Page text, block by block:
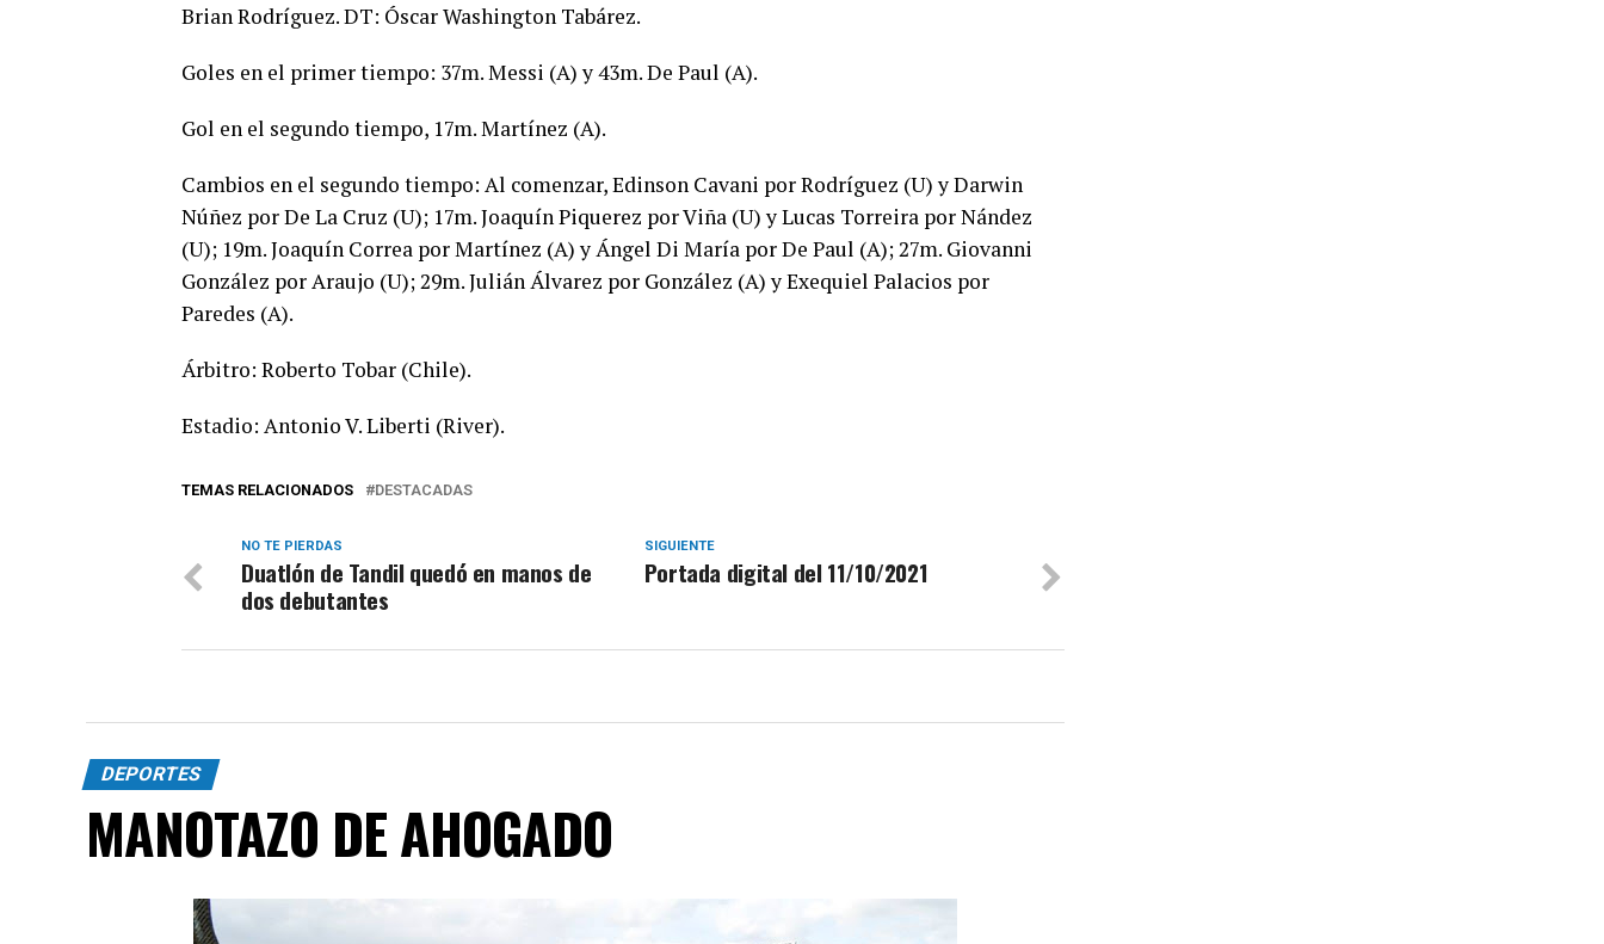
Brian Rodríguez. DT: Óscar Washington Tabárez.
Goles en el primer tiempo: 37m. Messi (A) y 43m. De Paul (A).
Gol en el segundo tiempo, 17m. Martínez (A).
Cambios en el segundo tiempo: Al comenzar, Edinson Cavani por Rodríguez (U) y Darwin
Núñez por De La Cruz (U); 17m. Joaquín Piquerez por Viña (U) y Lucas Torreira por Nández
(U); 19m. Joaquín Correa por Martínez (A) y Ángel Di María por De Paul (A); 27m. Giovanni
González por Araujo (U); 29m. Julián Álvarez por González (A) y Exequiel Palacios por
Paredes (A).
Árbitro: Roberto Tobar (Chile).
Estadio: Antonio V. Liberti (River).
TEMAS RELACIONADOS DESTACADAS
SIGUIENTE
Portada digital del 11/10/2021
NO TE PIERDAS
Duatlón de Tandil quedó en manos de
dos debutantes
DEPORTES
MANOTAZO DE AHOGADO